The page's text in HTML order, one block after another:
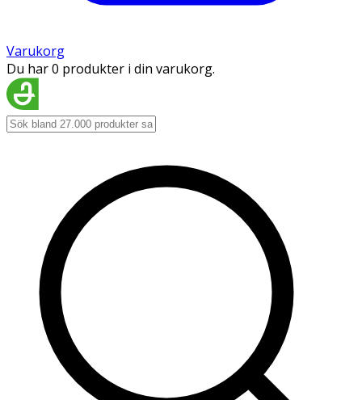
Varukorg
Du har 0 produkter i din varukorg.